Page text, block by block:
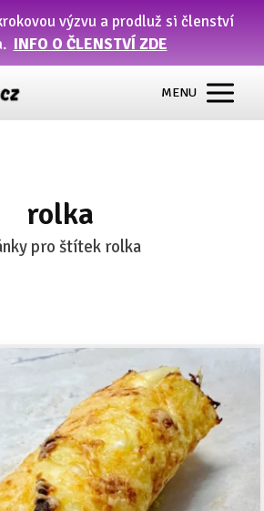
výzvu a prodluž si členství
INFO O ČLENSTVÍ ZDE
MENU
rolka
pro štítek rolka